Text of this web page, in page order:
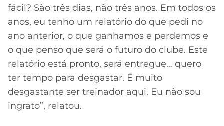
fácil? São três dias, não três anos. Em todos os
anos, eu tenho um relatório do que pedi no
ano anterior, o que ganhamos e perdemos e
o que penso que será o futuro do clube. Este
relatório está pronto, será entregue… quero
ter tempo para desgastar. É muito
desgastante ser treinador aqui. Eu não sou
ingrato”, relatou.